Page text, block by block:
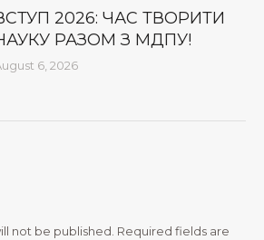
2026: ЧАС ТВОРИТИ
РАЗОМ З МДПУ!
6, 2026
not be published. Required fields are